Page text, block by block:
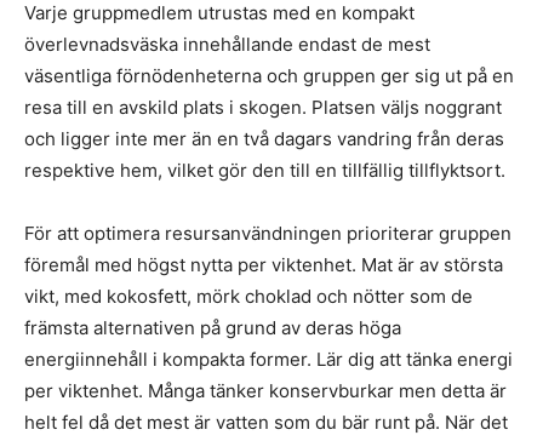
Varje gruppmedlem utrustas med en kompakt
överlevnadsväska innehållande endast de mest
väsentliga förnödenheterna och gruppen ger sig ut på en
resa till en avskild plats i skogen. Platsen väljs noggrant
och ligger inte mer än en två dagars vandring från deras
respektive hem, vilket gör den till en tillfällig tillflyktsort.
För att optimera resursanvändningen prioriterar gruppen
föremål med högst nytta per viktenhet. Mat är av största
vikt, med kokosfett, mörk choklad och nötter som de
främsta alternativen på grund av deras höga
energiinnehåll i kompakta former. Lär dig att tänka energi
per viktenhet. Många tänker konservburkar men detta är
helt fel då det mest är vatten som du bär runt på. När det